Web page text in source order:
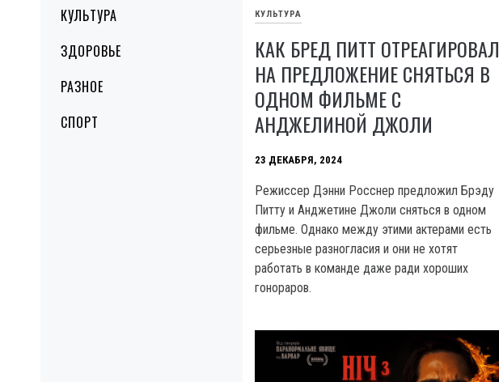
КУЛЬТУРА
ЗДОРОВЬЕ
РАЗНОЕ
СПОРТ
КУЛЬТУРА
КАК БРЕД ПИТТ ОТРЕАГИРОВАЛ
НА ПРЕДЛОЖЕНИЕ СНЯТЬСЯ В
ОДНОМ ФИЛЬМЕ С
АНДЖЕЛИНОЙ ДЖОЛИ
23 ДЕКАБРЯ, 2024
Режиссер Дэнни Росснер предложил Брэду
Питту и Анджетине Джоли сняться в одном
фильме. Однако между этими актерами есть
серьезные разногласия и они не хотят
работать в команде даже ради хороших
гонораров.